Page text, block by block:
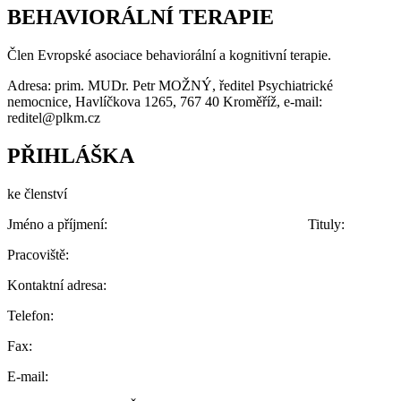
BEHAVIORÁLNÍ TERAPIE
Člen Evropské asociace behaviorální a kognitivní terapie.
Adresa: prim. MUDr. Petr MOŽNÝ, ředitel Psychiatrické
nemocnice, Havlíčkova 1265, 767 40 Kroměříž, e-mail:
reditel@plkm.cz
PŘIHLÁŠKA
ke členství
Jméno a příjmení: Tituly:
Pracoviště:
Kontaktní adresa:
Telefon:
Fax:
E-mail: